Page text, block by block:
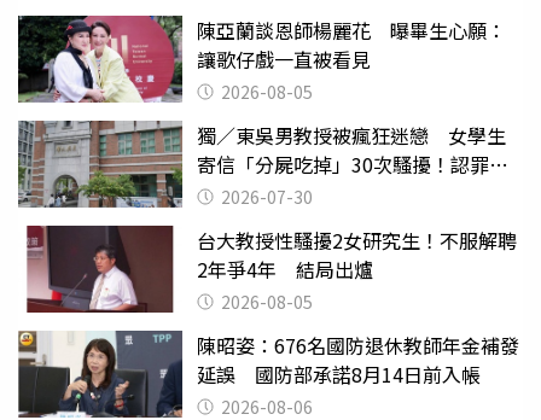
陳亞蘭談恩師楊麗花 曝畢生心願：
讓歌仔戲一直被看見
2026-08-05
獨／東吳男教授被瘋狂迷戀 女學生
寄信「分屍吃掉」30次騷擾！認罪免
關 2026-07-30
台大教授性騷擾2女研究生！不服解聘
2年爭4年 結局出爐
2026-08-05
陳昭姿：676名國防退休教師年金補發
延誤 國防部承諾8月14日前入帳
2026-08-06